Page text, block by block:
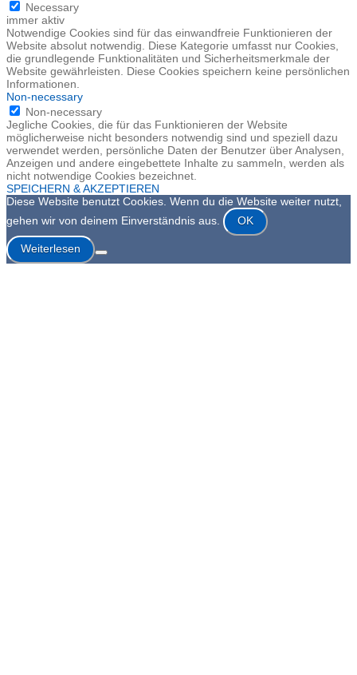
Necessary
immer aktiv
Notwendige Cookies sind für das einwandfreie Funktionieren der
Website absolut notwendig. Diese Kategorie umfasst nur Cookies,
die grundlegende Funktionalitäten und Sicherheitsmerkmale der
Website gewährleisten. Diese Cookies speichern keine persönlichen
Informationen.
Non-necessary
Non-necessary
Jegliche Cookies, die für das Funktionieren der Website
möglicherweise nicht besonders notwendig sind und speziell dazu
verwendet werden, persönliche Daten der Benutzer über Analysen,
Anzeigen und andere eingebettete Inhalte zu sammeln, werden als
nicht notwendige Cookies bezeichnet.
SPEICHERN & AKZEPTIEREN
Diese Website benutzt Cookies. Wenn du die Website weiter nutzt,
gehen wir von deinem Einverständnis aus.
OK
Weiterlesen